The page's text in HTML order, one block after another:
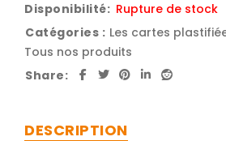
Disponibilité: Rupture de stock
Catégories : Les cartes
Tous nos produits
Share:
DESCRIPTION